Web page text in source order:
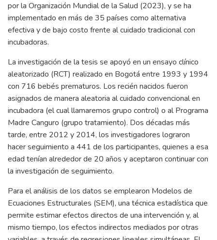
por la Organización Mundial de la Salud (2023), y se ha
implementado en más de 35 países como alternativa
efectiva y de bajo costo frente al cuidado tradicional con
incubadoras.
La investigación de la tesis se apoyó en un ensayo clínico
aleatorizado (RCT) realizado en Bogotá entre 1993 y 1994
con 716 bebés prematuros. Los recién nacidos fueron
asignados de manera aleatoria al cuidado convencional en
incubadora (el cual llamaremos grupo control) o al Programa
Madre Canguro (grupo tratamiento). Dos décadas más
tarde, entre 2012 y 2014, los investigadores lograron
hacer seguimiento a 441 de los participantes, quienes a esa
edad tenían alrededor de 20 años y aceptaron continuar con
la investigación de seguimiento.
Para el análisis de los datos se emplearon Modelos de
Ecuaciones Estructurales (SEM), una técnica estadística que
permite estimar efectos directos de una intervención y, al
mismo tiempo, los efectos indirectos mediados por otras